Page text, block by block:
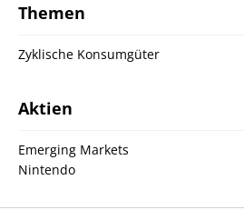
Themen
Zyklische Konsumgüter
Aktien
Emerging Markets
Nintendo